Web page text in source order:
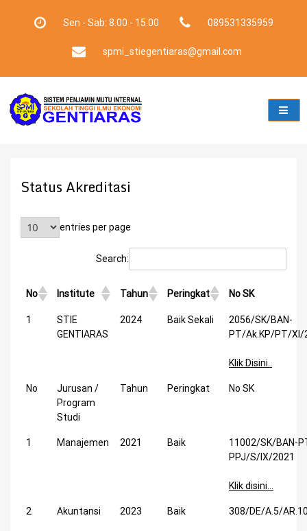
Sen - Sab: 8.00 - 15.00 089531335959
spmi_stiegentiaras@gmail.com
Status Akreditasi
entries per page
Search:
No Institute Tahun Peringkat No SK
1
STIE
GENTIARAS
2024 Baik Sekali
2056/SK/BAN-
PT/Ak.KP/PT/XI/
Klik Disini..
No
Jurusan /
Program
Studi
Tahun Peringkat No SK
1 Manajemen 2021 Baik
11002/SK/BAN-
PPJ/S/IX/2021
Klik disini…
2 Akuntansi 2023 Baik 308/DE/A.5/